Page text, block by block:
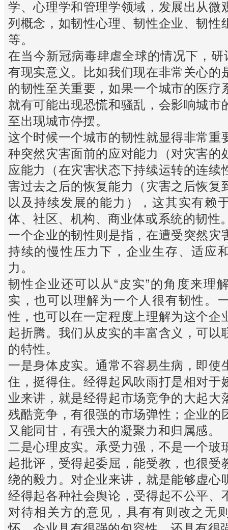
学、心理学和管理学领域，发展出从微
列概念，如韧性心理、韧性企业、韧性
等。
在当今新冠病毒肆虐全球的情况下，研
有现实意义。比如我们现在非常关心的
的韧性至关重要，如果一个城市的医疗
就有可能出现恐慌和骚乱，会影响城市
至出现城市停摆。
这个时候一个城市的韧性就显得非常重
种突然灾害面前的应对能力（对灾害的
应能力（在灾害状态下持续运转的连续
害过去之后的恢复能力（灾害之后恢复
以及持续发展的能力），这其实有赖
体、社区、机构、商业体或系统的韧性
一个企业的韧性则是指，在遭受突然灾
持续的慢性压力下，企业生存、适应
力。
韧性企业还可以从“皮实”的角度来理
实，也可以理解为一个人很有韧性。
性，也可以在一定程度上理解为这个企
起折腾。我们从皮实的丰富含义，可以
的特性。
一是身体皮实。通常不容易生病，即使
住，挺得住。经得起风吹雨打是相对于
业来讲，就是经得起市场竞争的大起大
残酷竞争，有很强的市场弹性；企业的
又能同甘，有强大的凝聚力和归属感。
二是心理皮实。承受力强，不是一个玻
起批评，受得起委屈，能受教，也很受
绕的毅力。对企业来讲，就是能够虚心
经得起各种社会舆论，受得起不公平、
对待相关方的意见，具有有则改之无